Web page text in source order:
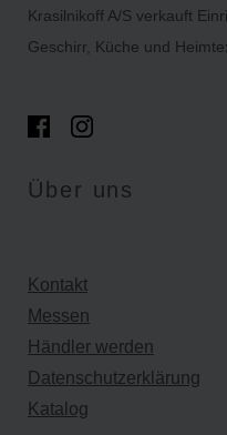
Krasilnikoff A/S verkauft
Geschirr, Küche und
Über uns
Kontakt
Messen
Händler werden
Datenschutzerklärung
Katalog